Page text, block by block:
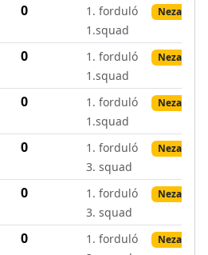
0
1. forduló
1.squad
0
1. forduló
1.squad
0
1. forduló
1.squad
0
1. forduló
3. squad
0
1. forduló
3. squad
0
1. forduló